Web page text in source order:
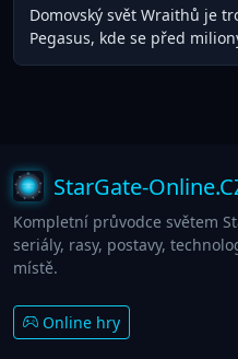
Domovský svět Wraithů je
Pegasus, kde se před
StarGate-
Kompletní průvodce světem
seriály, rasy, postavy,
místě.
Online hry